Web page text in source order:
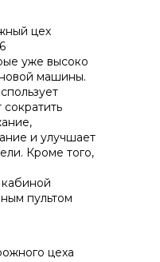
цех
уже высоко
машины.
и улучшает
Кроме того,
пультом
цеха